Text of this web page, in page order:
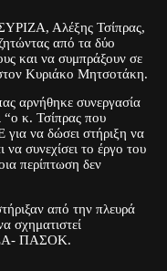
Αλέξης Τσίπρας,
από τα δύο
και να συμπράξουν σε
Κυριάκο Μητσοτάκη.
αρνήθηκε συνεργασία
“ο κ. Τσίπρας που
να δώσει στήριξη να
συνεχίσει το έργο του
περίπτωση δεν
από την πλευρά
σχηματιστεί
ΠΑΣΟΚ.